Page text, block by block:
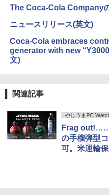
en 5
z 6コア
11 Pro
面
MI 省エ
8K コン
GB 新品
き デス
C
600 G5
搭載 選
3
【楽天1
00-8/11
26 ディ
Hzリフ
万色
画面
スタン
【新品】
ィスプ
スプレ
答速度
Sパネル
閲覧 仕
4
コミック
ト）
￥8,800
￥792
【2026年
レスイヤ
軽量 ブル
るーとゅー
Xiaomi シ
レスイヤ
リング
On My
￥250
￥250
by
強炭酸水
art Basic)
ベルレス
￥2,009
コミック
￥810
The Coca-Cola Company
ニュースリリース(英文)
Coca-Cola embraces
generator with new
文)
関連記事
やじうまPC
Frag out!……
の手榴弾型
可。米運輸